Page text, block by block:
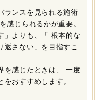
ランスを見られる施術
感じられるかが重要。
」よりも、「 根本的な
返さない」を目指すこ
を感じたときは、 一度
をおすすめします。